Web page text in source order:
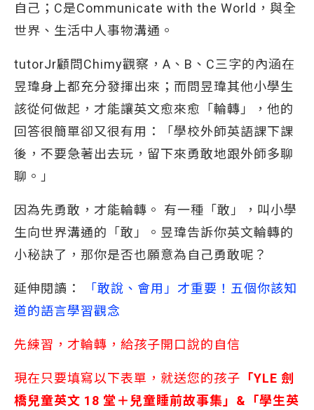
自己；C是Communicate with the World，與全
世界、生活中人事物溝通。
tutorJr顧問Chimy觀察，A、B、C三字的內涵在
昱瑋身上都充分發揮出來；而問昱瑋其他小學生
該從何做起，才能讓英文愈來愈「輪轉」，他的
回答很簡單卻又很有用：「學校外師英語課下課
後，不要急著出去玩，留下來勇敢地跟外師多聊
聊。」
因為先勇敢，才能輪轉。 有一種「敢」，叫小學
生向世界溝通的「敢」。昱瑋告訴你英文輪轉的
小秘訣了，那你是否也願意為自己勇敢呢？
延伸閱讀：
「敢說、會用」才重要！五個你該知
道的語言學習觀念
先練習，才輪轉，給孩子開口說的自信
現在只要填寫以下表單，就送您的孩子 「YLE 劍
橋兒童英文 18 堂＋兒童睡前故事集」&「學生英